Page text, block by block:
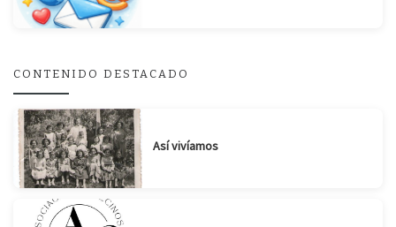
CONTENIDO DESTACADO
Así vivíamos